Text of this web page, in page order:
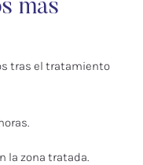
más
tras el tratamiento
la zona tratada.